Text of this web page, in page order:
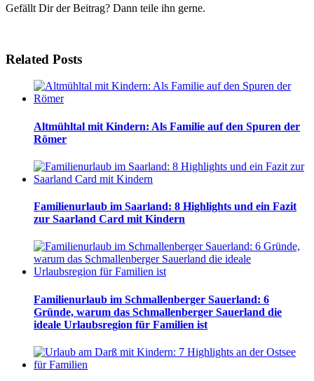
Gefällt Dir der Beitrag? Dann teile ihn gerne.
Related Posts
Altmühltal mit Kindern: Als Familie auf den Spuren der
Römer
Familienurlaub im Saarland: 8 Highlights und ein Fazit
zur Saarland Card mit Kindern
Familienurlaub im Schmallenberger Sauerland: 6
Gründe, warum das Schmallenberger Sauerland die
ideale Urlaubsregion für Familien ist